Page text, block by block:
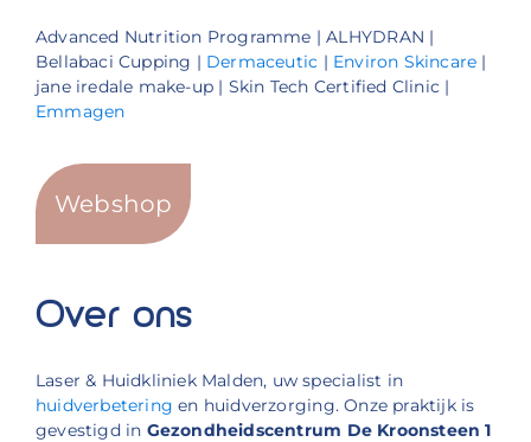
Advanced Nutrition Programme | ALHYDRAN |
Bellabaci Cupping | Dermaceutic | Environ Skincare |
jane iredale make-up | Skin Tech Certified Clinic |
Emmagen
Webshop
Over ons
Laser & Huidkliniek Malden, uw specialist in
huidverbetering en huidverzorging. Onze praktijk is
gevestigd in Gezondheidscentrum De Kroonsteen 1